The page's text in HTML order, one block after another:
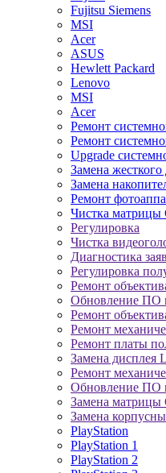
Fujitsu Siemens
MSI
Acer
ASUS
Hewlett Packard
Lenovo
MSI
Acer
Ремонт
Ремонт
Upgrade
Замена жесткого
Замена
Ремонт
Чистка матрицы
Регулировка
Чистка
Диагностика
Регулировка
Ремонт
Обновление ПО
Ремонт
Ремонт
Ремонт платы
Замена дисплея
Ремонт
Обновление ПО
Замена матрицы
Замена
PlayStation
PlayStation 1
PlayStation 2